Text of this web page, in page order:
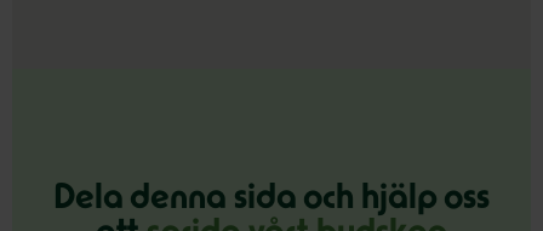
Dela denna sida och hjälp oss